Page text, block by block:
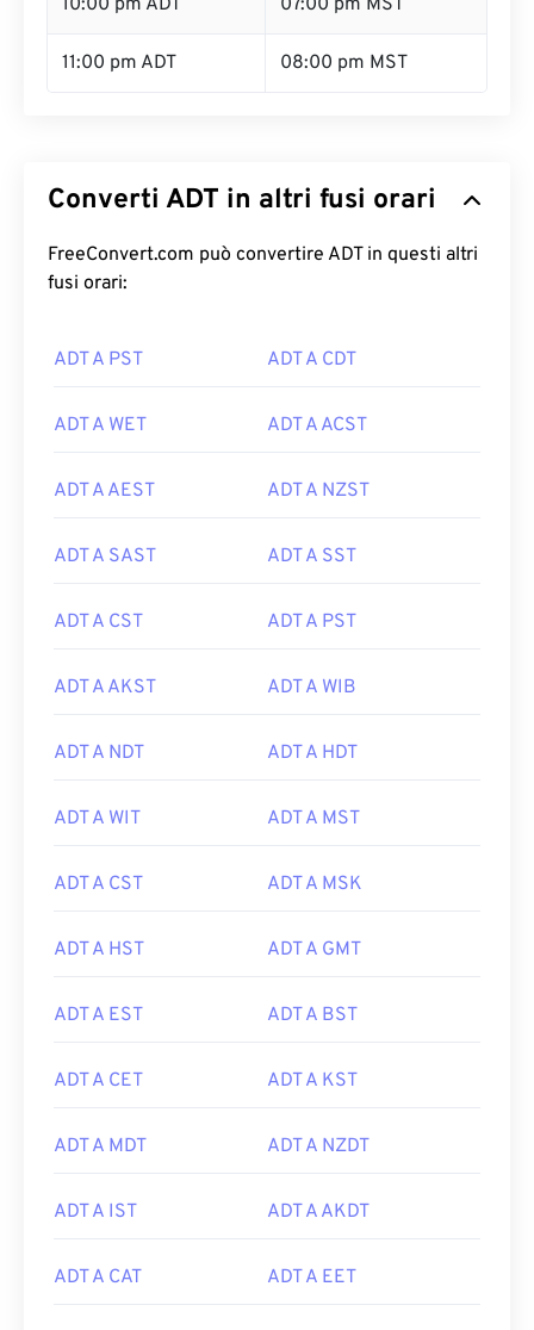
10:00 pm ADT 07:00 pm MST
11:00 pm ADT 08:00 pm MST
Converti ADT in altri fusi orari
FreeConvert.com può convertire ADT in questi altri
fusi orari:
ADT A PST ADT A CDT
ADT A WET ADT A ACST
ADT A AEST ADT A NZST
ADT A SAST ADT A SST
ADT A CST ADT A PST
ADT A AKST ADT A WIB
ADT A NDT ADT A HDT
ADT A WIT ADT A MST
ADT A CST ADT A MSK
ADT A HST ADT A GMT
ADT A EST ADT A BST
ADT A CET ADT A KST
ADT A MDT ADT A NZDT
ADT A IST ADT A AKDT
ADT A CAT ADT A EET